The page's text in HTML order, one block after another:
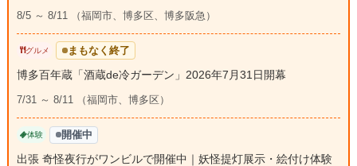
8/5 ～ 8/11 （福岡市、博多区、博多阪急）
グルメ まもなく終了
博多百年蔵「酒蔵de冷ガーデン」2026年7月31日開幕
7/31 ～ 8/11 （福岡市、博多区）
体験 開催中
出張 奇怪夜行がワンビルで開催中｜妖怪提灯展示・絵付け体験